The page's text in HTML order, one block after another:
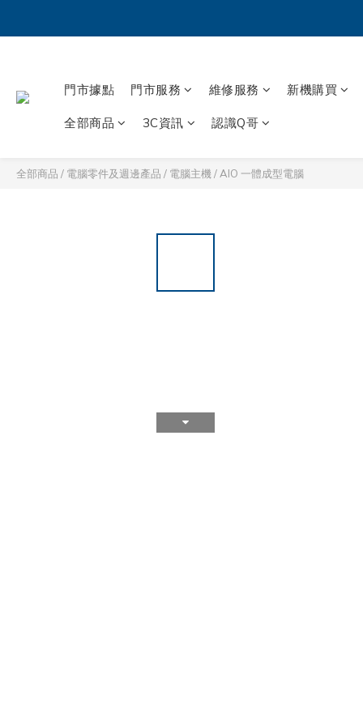
門市據點 門市服務 維修服務 新機購買
全部商品 3C資訊 認識Q哥
全部商品 / 電腦零件及週邊產品 / 電腦主機 / AIO 一體成型電腦